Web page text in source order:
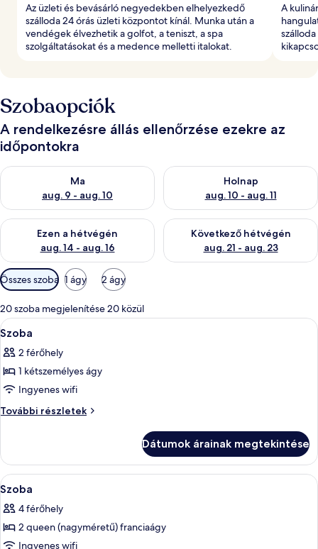
Az üzleti és bevásárló negyedekben elhelyezkedő
szálloda 24 órás üzleti központot kínál. Munka után a
vendégek élvezhetik a golfot, a teniszt, a spa
szolgáltatásokat és a medence melletti italokat.
A
Szobaopciók
A rendelkezésre állás ellenőrzése ezekre az
időpontokra
Ma
aug. 9 - aug. 10
A ma esti rendelkezésre állás ellenőrzése: aug. 9 - aug. 10
Holnap
aug. 10 - aug. 11
A holnapi rendelkezésre állás
Ezen a hétvégén
aug. 14 - aug. 16
A mostani hétvégi rendelkezésre állás ellenőrzése: aug. 14 -
Következő hétvégén
aug. 21 - aug. 23
A következő hétvégi
Szobákhoz
rendelkezésre
álló
szűrők
Összes szoba 1 ágy 2 ágy
20 szoba megjelenítése 20 közül
A
következő
szoba
összes
képének
megtekintése:
Egy szállodai szoba két ággyal,
9
Szoba
2 férőhely
1 kétszemélyes ágy
Ingyenes wifi
További részletek
Szoba
Dátumok árainak megtekintése
A
következő
szoba
összes
Egy szállodai szoba két ággyal,
9
Szoba
4 férőhely
2 queen (nagyméretű) franciaágy
Ingyenes wifi